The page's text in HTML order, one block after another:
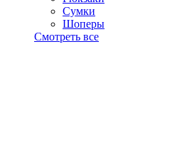
Сумки
Шоперы
Смотреть все